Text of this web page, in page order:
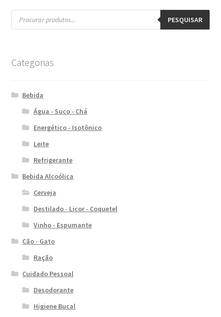
Pesquisar
produtos PESQUISAR
Categorias
Bebida
Água - Suco - Chá
Energético - Isotônico
Leite
Refrigerante
Bebida Alcoólica
Cerveja
Destilado - Licor - Coquetel
Vinho - Espumante
Cão - Gato
Ração
Cuidado Pessoal
Desodorante
Higiene Bucal